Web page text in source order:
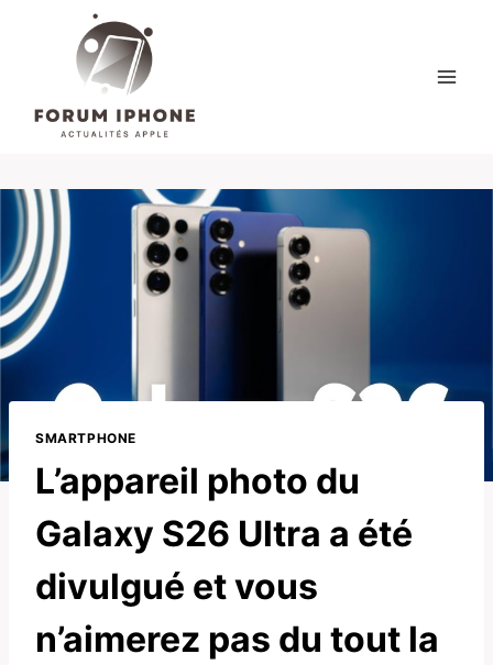
SMARTPHONE
L’appareil photo du
Galaxy S26 Ultra a été
divulgué et vous
n’aimerez pas du tout la